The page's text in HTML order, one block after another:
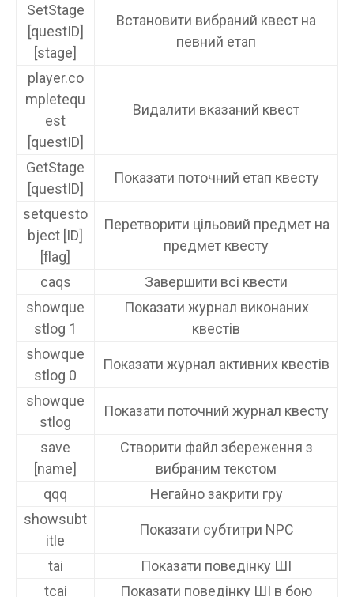
SetStage
[questID]
[stage]
Встановити вибраний квест на
певний етап
player.co
mpletequ
est
[questID]
Видалити вказаний квест
GetStage
[questID]
Показати поточний етап квесту
setquesto
bject [ID]
[flag]
Перетворити цільовий предмет на
предмет квесту
caqs
Завершити всі квести
showque
stlog 1
Показати журнал виконаних
квестів
showque
stlog 0
Показати журнал активних квестів
showque
stlog
Показати поточний журнал квесту
save
[name]
Створити файл збереження з
вибраним текстом
qqq
Негайно закрити гру
showsubt
itle
Показати субтитри NPC
tai
Показати поведінку ШІ
tcai
Показати поведінку ШІ в бою